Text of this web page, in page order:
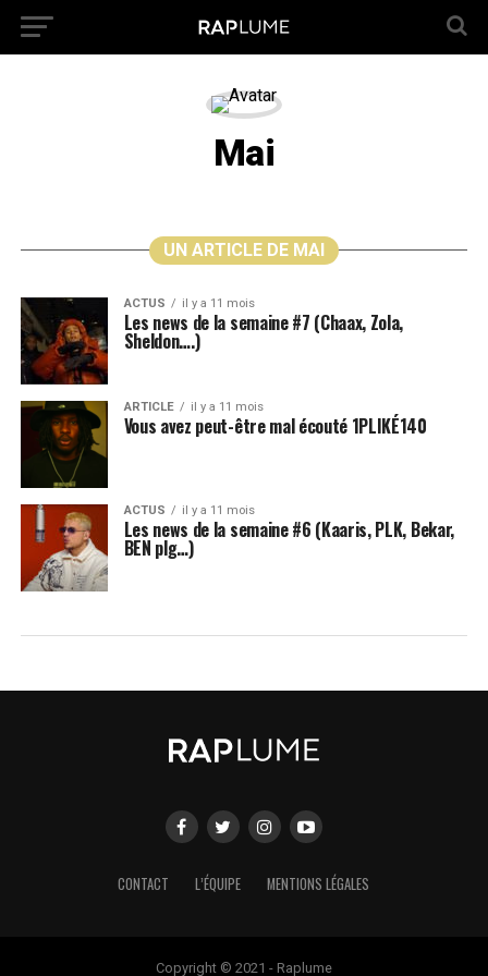
Mai
UN ARTICLE DE MAI
ACTUS il y a 11 mois
Les news de la semaine #7 (Chaax, Zola,
Sheldon….)
ARTICLE il y a 11 mois
Vous avez peut-être mal écouté 1PLIKÉ140
ACTUS il y a 11 mois
Les news de la semaine #6 (Kaaris, PLK, Bekar,
BEN plg…)
CONTACT L’ÉQUIPE MENTIONS LÉGALES
Copyright © 2021 - Raplume